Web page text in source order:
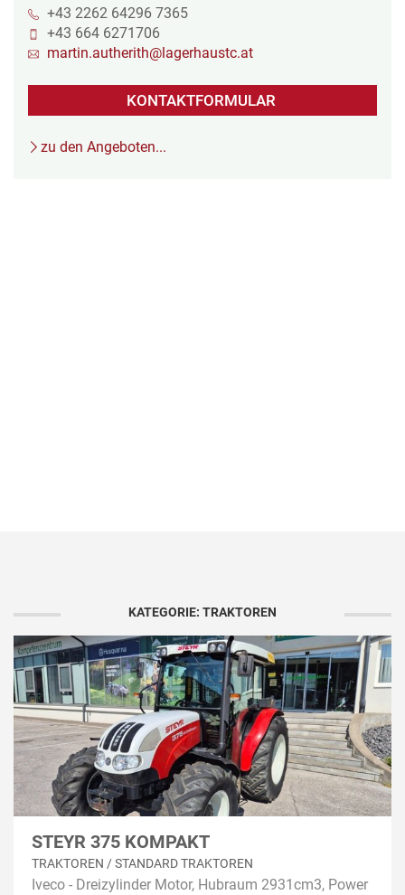
+43 2262 64296 7365
+43 664 6271706
martin.autherith@lagerhaustc.at
KONTAKTFORMULAR
zu den Angeboten...
KATEGORIE: TRAKTOREN
STEYR 375 KOMPAKT
TRAKTOREN / STANDARD TRAKTOREN
Iveco - Dreizylinder Motor, Hubraum 2931cm3, Power